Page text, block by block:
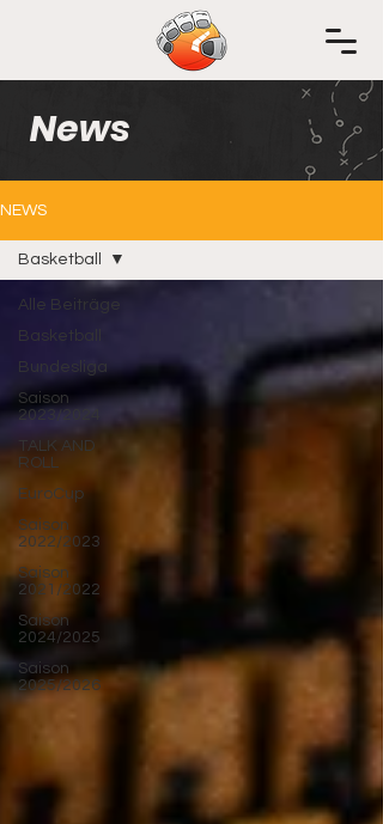
News
NEWS
Alle Beiträge
Basketball
Bundesliga
Saison
2023/2024
TALK AND
ROLL
EuroCup
Saison
2022/2023
Saison
2021/2022
Saison
2024/2025
Saison
2025/2026
Basketball